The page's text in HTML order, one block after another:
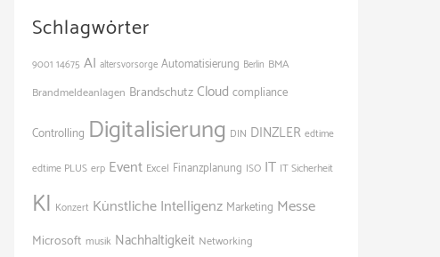
Schlagwörter
9001 14675 AI altersvorsorge Automatisierung Berlin BMA
Brandmeldeanlagen BrandschutzCloud compliance
Controlling Digitalisierung DIN DINZLER edtime
edtime PLUS erp Event Excel Finanzplanung ISO IT IT Sicherheit
KI Konzert Künstliche Intelligenz Marketing Messe
Microsoft musik Nachhaltigkeit Networking